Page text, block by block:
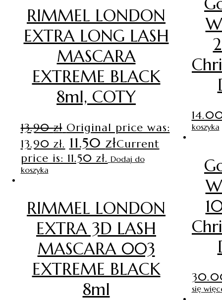
RIMMEL LONDON
EXTRA LONG LASH
MASCARA
EXTREME BLACK
8ml, COTY
13.90zł Original price was:
13.90 zł. 11.50 złCurrent
price is: 11.50 zł. Dodaj do
koszyka
RIMMEL LONDON
EXTRA 3D LASH
MASCARA 003
EXTREME BLACK
8ml
koszyka
się